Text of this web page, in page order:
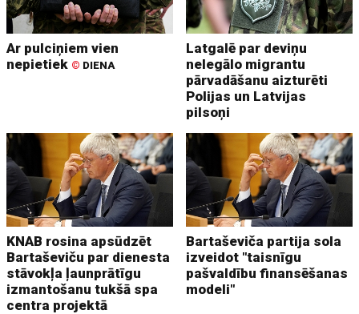
Ar pulciņiem vien
nepietiek © DIENA
Latgalē par deviņu
nelegālo migrantu
pārvadāšanu aizturēti
Polijas un Latvijas
pilsoņi
KNAB rosina apsūdzēt
Bartaševiču par dienesta
stāvokļa ļaunprātīgu
izmantošanu tukšā spa
centra projektā
Bartaševiča partija sola
izveidot "taisnīgu
pašvaldību finansēšanas
modeli"